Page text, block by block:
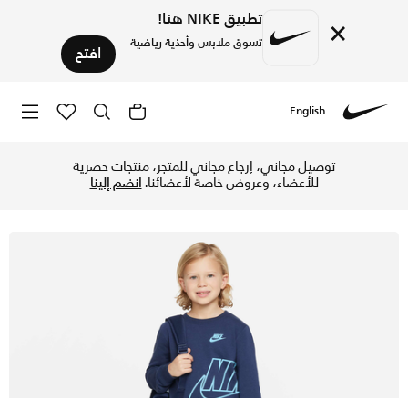
× تطبيق NIKE هنا!
تسوق ملابس وأحذية رياضية افتح
English
توصيل مجاني، إرجاع مجاني للمتجر، منتجات حصرية
للأعضاء، وعروض خاصة لأعضائنا.انضم إلينا